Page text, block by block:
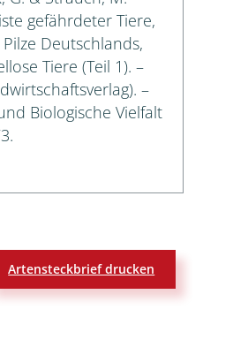
gefährdeter Tiere,
Deutschlands,
Tiere (Teil 1). –
–
Biologische Vielfalt
Artensteckbrief drucken